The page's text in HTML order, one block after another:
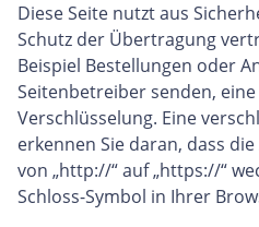
Diese Seite nutzt aus
Schutz der Übertragung
Beispiel Bestellungen oder
Seitenbetreiber senden, eine
Verschlüsselung. Eine
erkennen Sie daran, dass
von „http://“ auf „https://“
Schloss-Symbol in Ihrer